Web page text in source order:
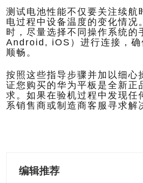
测试电池性能不仅要关注续航
电过程中设备温度的变化情况。
时，尽量选择不同操作系统的
Android, iOS）进行连接，确
顺畅。
按照这些指导步骤并加以细心
证您购买的华为平板是全新正
求。如果在验机过程中发现任
系销售商或制造商客服寻求解
编辑推荐